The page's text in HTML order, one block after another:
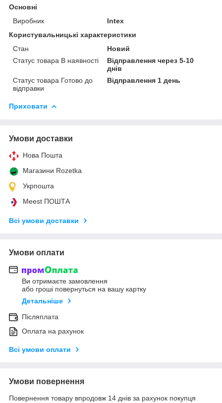
Основні
Виробник
Intex
Користувальницькі характеристики
Стан
Новий
Статус товара В наявності
Відправлення через 5-10
днів
Статус товара Готово до
відправки
Відправлення 1 день
Приховати
Умови доставки
Нова Пошта
Магазини Rozetka
Укрпошта
Meest ПОШТА
Всі умови доставки
Умови оплати
Ви отримаєте замовлення
або гроші повернуться на вашу картку
Детальніше
Післяплата
Оплата на рахунок
Всі умови оплати
Умови повернення
Повернення товару впродовж 14 днів за рахунок покупця